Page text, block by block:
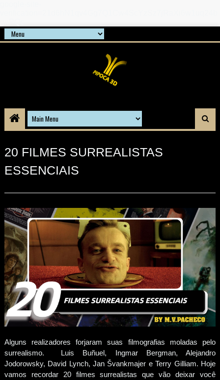
20 FILMES SURREALISTAS
ESSENCIAIS
Alguns realizadores forjaram suas filmografias moladas pelo
surrealismo. Luis Buñuel, Ingmar Bergman, Alejandro
Jodorowsky, David Lynch, Jan Švankmajer e Terry Gilliam. Hoje
vamos recordar 20 filmes surrealistas que vão deixar você